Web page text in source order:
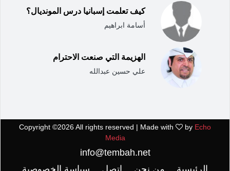
كيف تعلمت إسبانيا درس المونديال؟
أسامة ابراهيم
الهزيمة التي صنعت الاحترام
علي حسين عبدالله
Copyright ©2026 All rights reserved | Made with by Echo
Media
info@tembah.net
الرئيسية
من نحن اتصل سياسة الخصوصية